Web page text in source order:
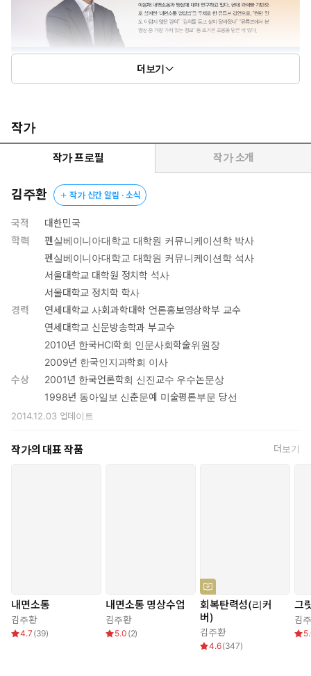
더보기
작가
작가 프로필 작가 소개
김주환 작가 신간 알림 · 소식
국적
대한민국
학력
펜실베이니아대학교 대학원 커뮤니케이션학 박사
펜실베이니아대학교 대학원 커뮤니케이션학 석사
서울대학교 대학원 정치학 석사
서울대학교 정치학 학사
경력
연세대학교 사회과학대학 언론홍보영상학부 교수
연세대학교 신문방송학과 부교수
2010년 한국HCI학회 인문사회학술위원장
2009년 한국인지과학회 이사
수상
2001년 한국언론학회 신진교수 우수논문상
1998년 동아일보 신춘문예 미술평론부문 당선
2014.12.03업데이트
작가의 대표 작품 더보기
내면소통
김주환
4.7 (39)
내면소통 명상수업
김주환
5.0 (2)
회복탄력성(리커
버)
김주환
4.6(347)
그
김